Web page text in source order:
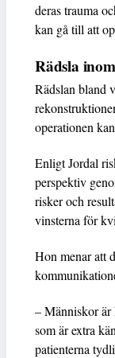
deras trauma
kan gå till att
Rädsla
Rädslan bland
operationen
Enligt Jordal
perspektiv
risker och
vinsterna för
Hon menar att
– Människor är
som är extra
patienterna